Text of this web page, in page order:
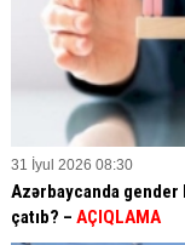
31 İyul 2026 08:30
Azərbaycanda
çatıb? – AÇIQLAMA